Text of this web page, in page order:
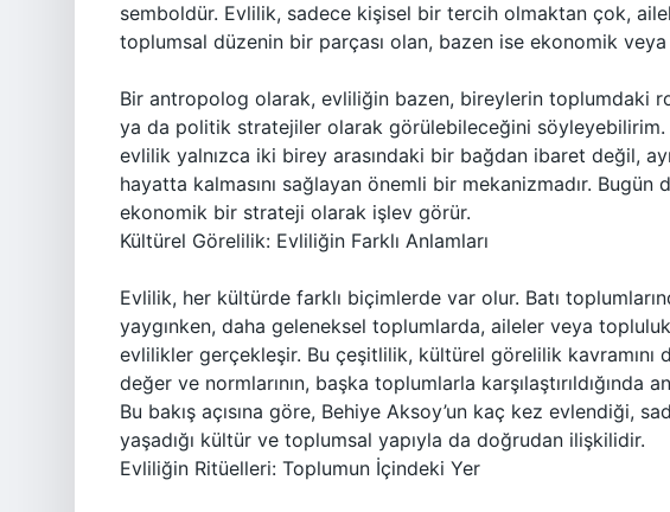
semboldür. Evlilik, sadece kişisel bir tercih olmaktan çok,
toplumsal düzenin bir parçası olan, bazen ise ekonomik
Bir antropolog olarak, evliliğin bazen, bireylerin toplumdaki
ya da politik stratejiler olarak görülebileceğini
evlilik yalnızca iki birey arasındaki bir bağdan ibaret değil,
hayatta kalmasını sağlayan önemli bir mekanizmadır.
ekonomik bir strateji olarak işlev görür.
Kültürel Görelilik: Evliliğin Farklı Anlamları
Evlilik, her kültürde farklı biçimlerde var olur. Batı
yaygınken, daha geleneksel toplumlarda, aileler veya
evlilikler gerçekleşir. Bu çeşitlilik, kültürel görelilik
değer ve normlarının, başka toplumlarla karşılaştırıldığında
Bu bakış açısına göre, Behiye Aksoy’un kaç kez evlendiği,
yaşadığı kültür ve toplumsal yapıyla da doğrudan ilişkilidir.
Evliliğin Ritüelleri: Toplumun İçindeki Yer